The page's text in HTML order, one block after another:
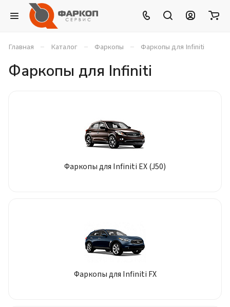
Главная – Каталог – Фаркопы – Фаркопы для Infiniti
Фаркопы для Infiniti
Фаркопы для Infiniti EX (J50)
Фаркопы для Infiniti FX